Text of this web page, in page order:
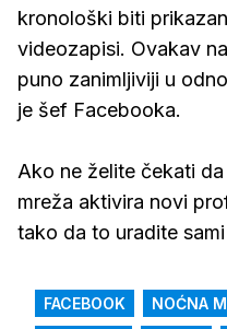
kronološki biti
videozapisi. Ovakav
puno zanimljiviji u
je šef Facebooka.
Ako ne želite čekati
mreža aktivira novi
tako da to uradite sami
FACEBOOK NOĆNA